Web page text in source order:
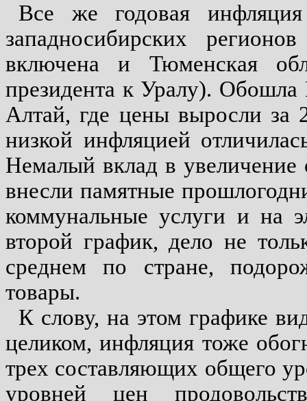
Все же годовая
западносибирских
включена и Тюменская
президента к Уралу). Обошла
Алтай, где цены выросли за
низкой инфляцией
Немалый вклад в
внесли памятные
коммунальные услуги и на
второй график, дело не
среднем по стране,
товары.
К слову, на этом графике
целиком, инфляция тоже
трех составляющих общего
уровней цен